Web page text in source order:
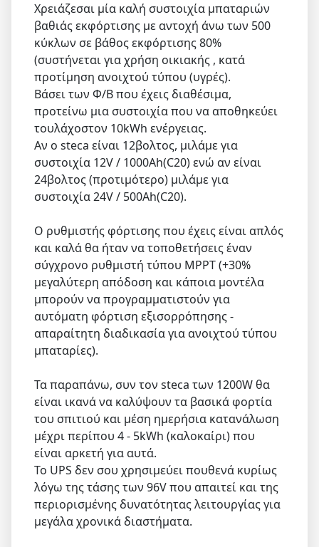
Χρειάζεσαι μία καλή συστοιχία μπαταριών
βαθιάς εκφόρτισης με αντοχή άνω των 500
κύκλων σε βάθος εκφόρτισης 80%
(συστήνεται για χρήση οικιακής , κατά
προτίμηση ανοιχτού τύπου (υγρές).
Βάσει των Φ/Β που έχεις διαθέσιμα,
προτείνω μια συστοιχία που να αποθηκεύει
τουλάχοστον 10kWh ενέργειας.
Αν ο steca είναι 12βολτος, μιλάμε για
συστοιχία 12V / 1000Ah(C20) ενώ αν είναι
24βολτος (προτιμότερο) μιλάμε για
συστοιχία 24V / 500Ah(C20).
Ο ρυθμιστής φόρτισης που έχεις είναι απλός
και καλά θα ήταν να τοποθετήσεις έναν
σύγχρονο ρυθμιστή τύπου MPPT (+30%
μεγαλύτερη απόδοση και κάποια μοντέλα
μπορούν να προγραμματιστούν για
αυτόματη φόρτιση εξισορρόπησης -
απαραίτητη διαδικασία για ανοιχτού τύπου
μπαταρίες).
Τα παραπάνω, συν τον steca των 1200W θα
είναι ικανά να καλύψουν τα βασικά φορτία
του σπιτιού και μέση ημερήσια κατανάλωση
μέχρι περίπου 4 - 5kWh (καλοκαίρι) που
είναι αρκετή για αυτά.
Το UPS δεν σου χρησιμεύει πουθενά κυρίως
λόγω της τάσης των 96V που απαιτεί και της
περιορισμένης δυνατότητας λειτουργίας για
μεγάλα χρονικά διαστήματα.